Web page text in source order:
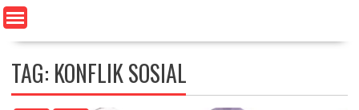
e
n
TAG: KONFLIK SOSIAL